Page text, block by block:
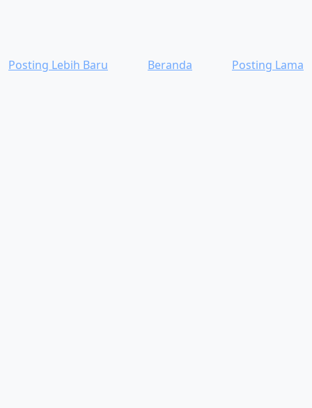
Posting Lebih Baru Posting Lama
Beranda